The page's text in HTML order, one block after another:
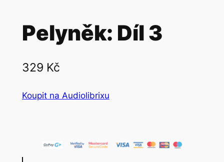
Pelyněk: Díl 3
329 Kč
Koupit na Audiolibrixu